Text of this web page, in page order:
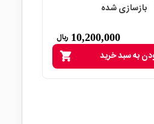
بازسازی شده
10,200,000 ریال
shopping_cart به سبد خرید